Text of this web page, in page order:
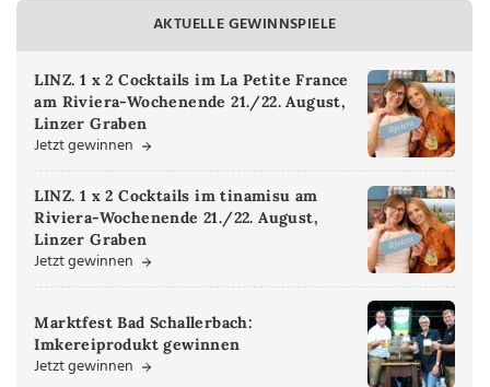
AKTUELLE GEWINNSPIELE
LINZ. 1 x 2 Cocktails im La Petite France
am Riviera-Wochenende 21./22. August,
Linzer Graben
Jetzt gewinnen
LINZ. 1 x 2 Cocktails im tinamisu am
Riviera-Wochenende 21./22. August,
Linzer Graben
Jetzt gewinnen
Marktfest Bad Schallerbach:
Imkereiprodukt gewinnen
Jetzt gewinnen